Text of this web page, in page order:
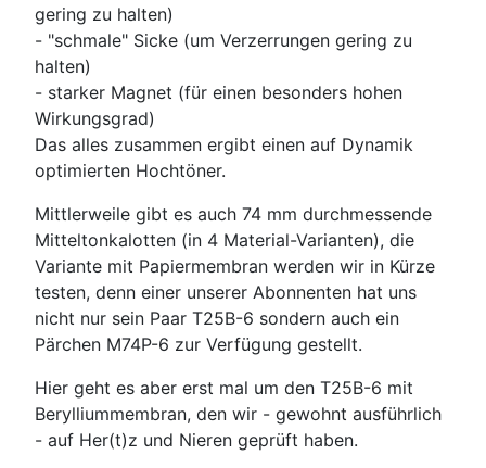
gering zu halten)
- "schmale" Sicke (um Verzerrungen gering zu
halten)
- starker Magnet (für einen besonders hohen
Wirkungsgrad)
Das alles zusammen ergibt einen auf Dynamik
optimierten Hochtöner.
Mittlerweile gibt es auch 74 mm durchmessende
Mitteltonkalotten (in 4 Material-Varianten), die
Variante mit Papiermembran werden wir in Kürze
testen, denn einer unserer Abonnenten hat uns
nicht nur sein Paar T25B-6 sondern auch ein
Pärchen M74P-6 zur Verfügung gestellt.
Hier geht es aber erst mal um den T25B-6 mit
Berylliummembran, den wir - gewohnt ausführlich
- auf Her(t)z und Nieren geprüft haben.